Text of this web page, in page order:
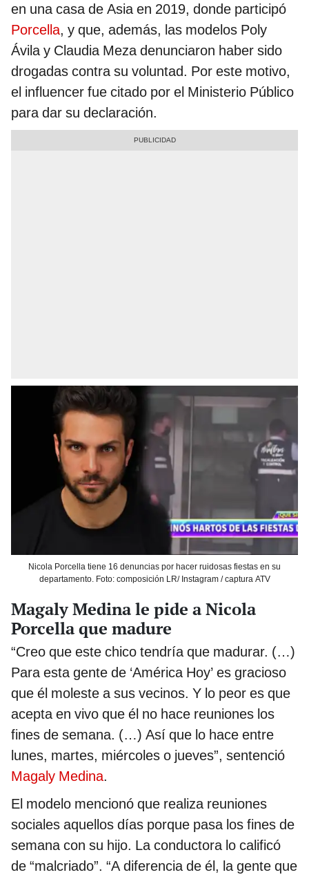
en una casa de Asia en 2019, donde participó
Porcella, y que, además, las modelos Poly
Ávila y Claudia Meza denunciaron haber sido
drogadas contra su voluntad. Por este motivo,
el influencer fue citado por el Ministerio Público
para dar su declaración.
Nicola Porcella tiene 16 denuncias por hacer ruidosas fiestas en su
departamento. Foto: composición LR/ Instagram / captura ATV
Magaly Medina le pide a Nicola
Porcella que madure
“Creo que este chico tendría que madurar. (…)
Para esta gente de ‘América Hoy’ es gracioso
que él moleste a sus vecinos. Y lo peor es que
acepta en vivo que él no hace reuniones los
fines de semana. (…) Así que lo hace entre
lunes, martes, miércoles o jueves”, sentenció
Magaly Medina.
El modelo mencionó que realiza reuniones
sociales aquellos días porque pasa los fines de
semana con su hijo. La conductora lo calificó
de “malcriado”. “A diferencia de él, la gente que